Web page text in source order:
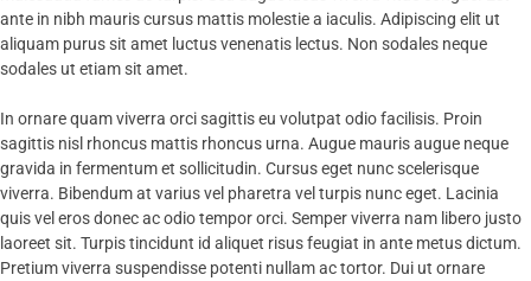
ante in nibh mauris cursus mattis molestie a iaculis. Adipiscing elit ut
aliquam purus sit amet luctus venenatis lectus. Non sodales neque
sodales ut etiam sit amet.
In ornare quam viverra orci sagittis eu volutpat odio facilisis. Proin
sagittis nisl rhoncus mattis rhoncus urna. Augue mauris augue neque
gravida in fermentum et sollicitudin. Cursus eget nunc scelerisque
viverra. Bibendum at varius vel pharetra vel turpis nunc eget. Lacinia
quis vel eros donec ac odio tempor orci. Semper viverra nam libero justo
laoreet sit. Turpis tincidunt id aliquet risus feugiat in ante metus dictum.
Pretium viverra suspendisse potenti nullam ac tortor. Dui ut ornare